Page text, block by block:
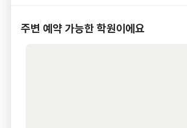
주변 예약 가능한 학원이에요